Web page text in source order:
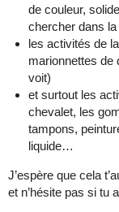
de couleur,
chercher dans
les activités de
marionnettes
voit)
et surtout les
chevalet, les
tampons,
liquide…
J’espère que cela
et n’hésite pas si tu